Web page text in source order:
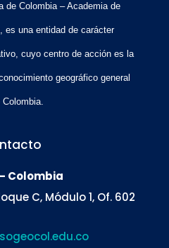
de Colombia – Academia de
es una entidad de carácter
cuyo centro de acción es la
geográfico general
Colombia.
Colombia
C, Módulo 1, Of. 602